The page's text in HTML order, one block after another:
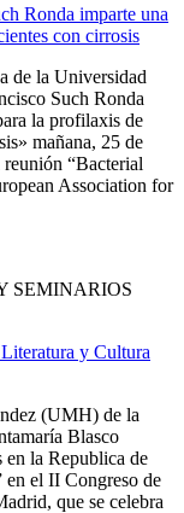
Ronda imparte una
con cirrosis
de la Universidad
Such Ronda
la profilaxis de
mañana, 25 de
“Bacterial
Association for
SEMINARIOS
y Cultura
(UMH) de la
Blasco
en la Republica de
en el II Congreso de
que se celebra